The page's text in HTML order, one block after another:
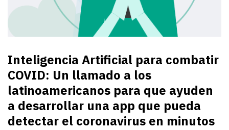
Inteligencia Artificial para combatir
COVID: Un llamado a los
latinoamericanos para que ayuden
a desarrollar una app que pueda
detectar el coronavirus en minutos